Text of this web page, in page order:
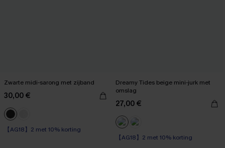
Zwarte midi-sarong met zijband
30,00 €
【AG18】2 met 10% korting
Dreamy Tides beige mini-jurk met
omslag
27,00 €
【AG18】2 met 10% korting